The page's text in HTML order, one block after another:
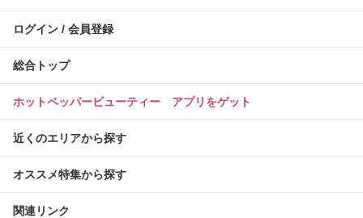
ログイン / 会員登録
総合トップ
ホットペッパービューティー アプリをゲット
近くのエリアから探す
オススメ特集から探す
関連リンク